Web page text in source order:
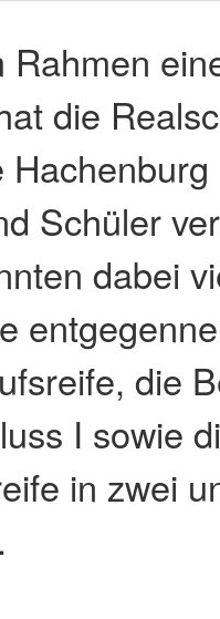
Rahmen
die
Schüler
dabei
die
I sowie
in zwei